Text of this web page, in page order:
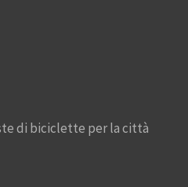
di biciclette per la città